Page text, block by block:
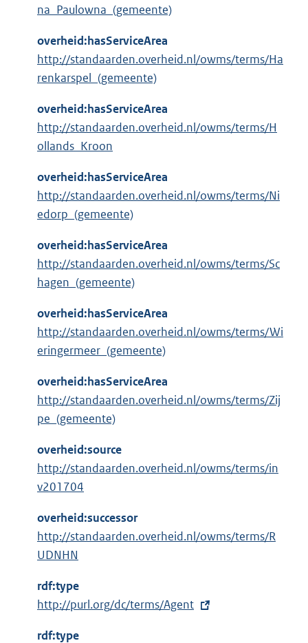
na_Paulowna_(gemeente)
overheid:hasServiceArea
http://standaarden.overheid.nl/owms/terms/Ha
renkarspel_(gemeente)
overheid:hasServiceArea
http://standaarden.overheid.nl/owms/terms/H
ollands_Kroon
overheid:hasServiceArea
http://standaarden.overheid.nl/owms/terms/Ni
edorp_(gemeente)
overheid:hasServiceArea
http://standaarden.overheid.nl/owms/terms/Sc
hagen_(gemeente)
overheid:hasServiceArea
http://standaarden.overheid.nl/owms/terms/Wi
eringermeer_(gemeente)
overheid:hasServiceArea
http://standaarden.overheid.nl/owms/terms/Zij
pe_(gemeente)
overheid:source
http://standaarden.overheid.nl/owms/terms/in
v201704
overheid:successor
http://standaarden.overheid.nl/owms/terms/R
UDNHN
rdf:type
E
http://purl.org/dc/terms/Agent
rdf:type